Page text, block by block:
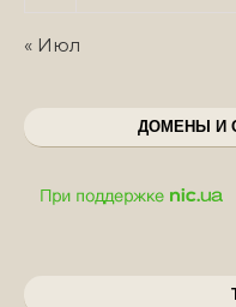
« Июл
ДОМЕНЫ И